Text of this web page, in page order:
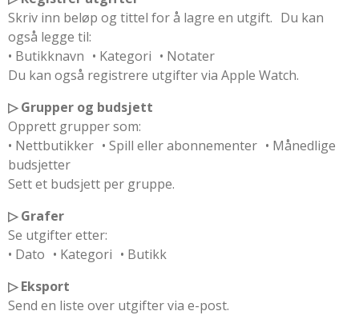
Skriv inn beløp og tittel for å lagre en utgift. Du kan
også legge til:
• Butikknavn • Kategori • Notater
Du kan også registrere utgifter via Apple Watch.
▷ Grupper og budsjett
Opprett grupper som:
• Nettbutikker • Spill eller abonnementer • Månedlige
budsjetter
Sett et budsjett per gruppe.
▷ Grafer
Se utgifter etter:
• Dato • Kategori • Butikk
▷ Eksport
Send en liste over utgifter via e-post.